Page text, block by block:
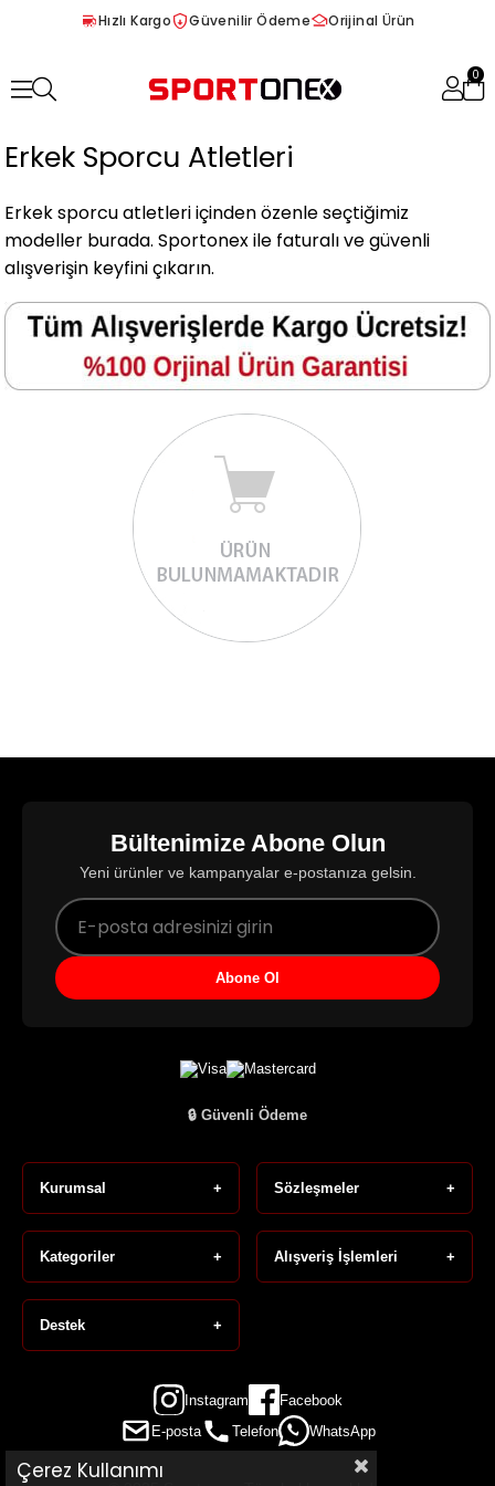
Hızlı Kargo Güvenilir Ödeme Orijinal Ürün
0
Erkek Sporcu Atletleri
Erkek sporcu atletleri içinden özenle seçtiğimiz
modeller burada. Sportonex ile faturalı ve güvenli
alışverişin keyfini çıkarın.
Bültenimize Abone Olun
Yeni ürünler ve kampanyalar e-postanıza gelsin.
Abone Ol
🔒 Güvenli Ödeme
Kurumsal + Sözleşmeler +
Kategoriler + Alışveriş İşlemleri +
Destek +
Instagram
Facebook
E-posta
Telefon WhatsApp
Çerez Kullanımı